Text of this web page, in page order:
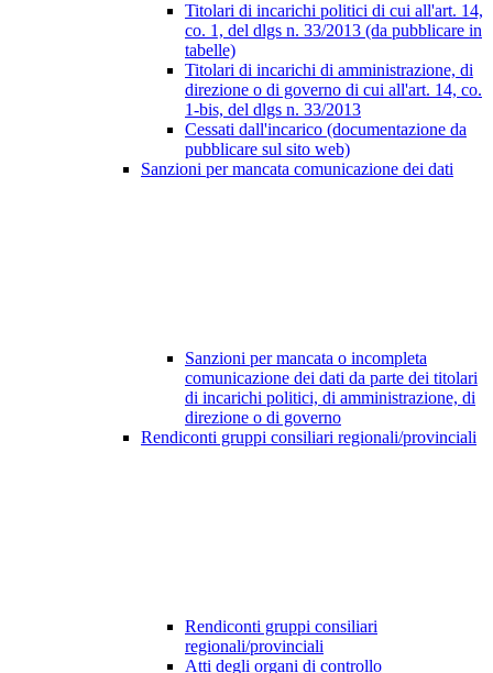
Titolari di incarichi politici di cui all'art. 14,
co. 1, del dlgs n. 33/2013 (da pubblicare in
tabelle)
Titolari di incarichi di amministrazione, di
direzione o di governo di cui all'art. 14, co.
1-bis, del dlgs n. 33/2013
Cessati dall'incarico (documentazione da
pubblicare sul sito web)
Sanzioni per mancata comunicazione dei dati
Sanzioni per mancata o incompleta
comunicazione dei dati da parte dei titolari
di incarichi politici, di amministrazione, di
direzione o di governo
Rendiconti gruppi consiliari regionali/provinciali
Rendiconti gruppi consiliari
regionali/provinciali
Atti degli organi di controllo